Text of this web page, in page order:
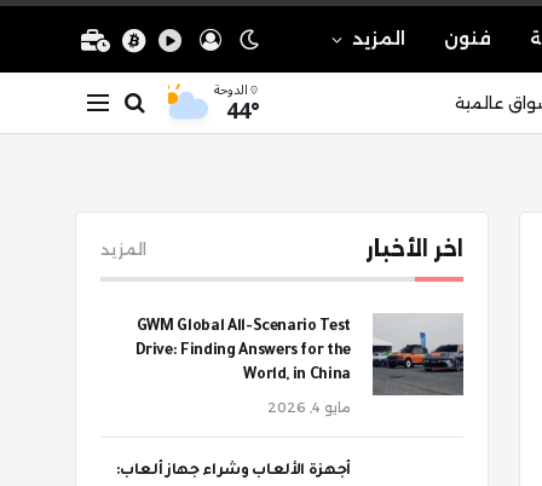
فنون المزيد
عالمية الدوحة
44°
اخر الأخبار المزيد
GWM Global All-Scenario Test
Drive: Finding Answers for the
World, in China
مايو 4, 2026
أجهزة الألعاب وشراء جهاز ألعاب: